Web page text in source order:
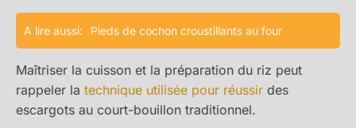
A lire aussi: Pieds de cochon croustillants au four
Maîtriser la cuisson et la préparation du riz peut
rappeler la technique utilisée pour réussir des
escargots au court-bouillon traditionnel.